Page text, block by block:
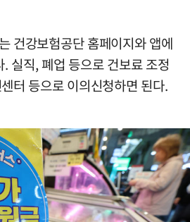
건강보험공단 홈페이지와 앱에
실직, 폐업 등으로 건보료 조정
터 등으로 이의신청하면 된다.